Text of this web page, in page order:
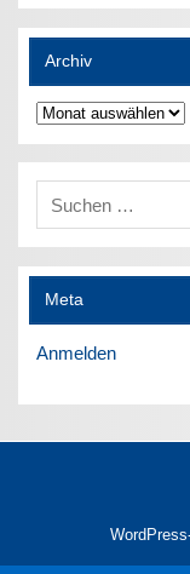
Archiv
Archiv
Meta
Anmelden